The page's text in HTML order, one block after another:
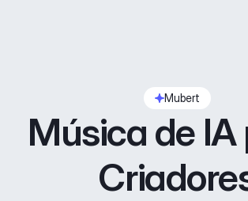
Mubert
Música de IA